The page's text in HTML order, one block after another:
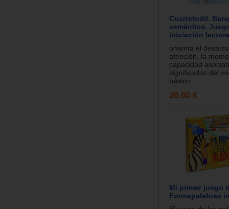
Cuartetodil.
semántica.
iniciación
omenta el
atención, la
capacidad
significados del
básico...
26.60 €
Mi primer juego
Formapalabras